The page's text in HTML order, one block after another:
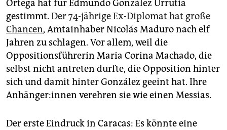
Ortega hat für Edmundo González Urrutia
gestimmt. Der 74-jährige Ex-Diplomat hat große
Chancen, Amtainhaber Nicolás Maduro nach elf
Jahren zu schlagen. Vor allem, weil die
Oppositionsführerin Maria Corina Machado, die
selbst nicht antreten durfte, die Opposition hinter
sich und damit hinter González geeint hat. Ihre
An­hän­ge­r:in­nen verehren sie wie einen Messias.
Der erste Eindruck in Caracas: Es könnte eine